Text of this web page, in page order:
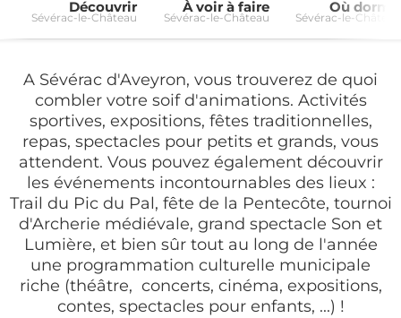
Découvrir
Sévérac-le-Château
À voir à faire
Sévérac-le-Château
Où dormir
Sévérac-le-Château
A Sévérac d'Aveyron, vous trouverez de quoi
combler votre soif d'animations. Activités
sportives, expositions, fêtes traditionnelles,
repas, spectacles pour petits et grands, vous
attendent. Vous pouvez également découvrir
les événements incontournables des lieux :
Trail du Pic du Pal, fête de la Pentecôte, tournoi
d'Archerie médiévale, grand spectacle Son et
Lumière, et bien sûr tout au long de l'année
une programmation culturelle municipale
riche (théâtre, concerts, cinéma, expositions,
contes, spectacles pour enfants, ...) !